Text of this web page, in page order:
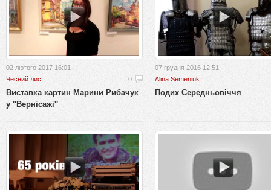
02 лютого 2017 16:01 ·
Чесний лис
0
Виставка картин Марини Рибачук
у "Вернісажі"
07 грудня 2016 12:51 ·
Alina Semeniuk
Подих Середньовіччя